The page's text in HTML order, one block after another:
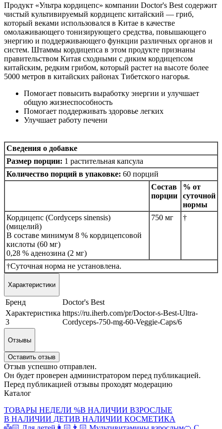
Продукт «Ультра кордицепс» компании Doctor's Best содержит
чистый культивируемый кордицепс китайский — гриб,
который веками использовался в Китае в качестве
омолаживающего тонизирующего средства, повышающего
энергию и поддерживающего функции различных органов и
систем. Штаммы кордицепса в этом продукте признаны
правительством Китая сходными с диким кордицепсом
китайским, редким грибом, который растет на высоте более
5000 метров в китайских районах Тибетского нагорья.
Помогает повысить выработку энергии и улучшает
общую жизнеспособность
Помогает поддерживать здоровье легких
Улучшает работу печени
Сведения о добавке
Размер порции: 1 растительная капсула
Количество порций в упаковке: 60 порций
Состав
порции
% от
суточной
нормы
Кордицепс (Cordyceps sinensis)
(мицелий)
В составе минимум 8 % кордицепсовой
кислоты (60 мг)
0,28 % аденозина (2 мг)
750 мг †
†Суточная норма не установлена.
Характеристики
Бренд
Doctor's Best
Характеристика
3
https://ru.iherb.com/pr/Doctor-s-Best-Ultra-
Cordyceps-750-mg-60-Veggie-Caps/6
Отзывы
Оставить отзыв
Отзыв успешно отправлен.
Он будет проверен администратором перед публикацией.
Перед публикацией отзывы проходят модерацию
Каталог
ТОВАРЫ НЕДЕЛИ %В НАЛИЧИИ ВЗРОСЛЫЕ
В НАЛИЧИИ ДЕТИВ НАЛИЧИИ КОСМЕТИКА